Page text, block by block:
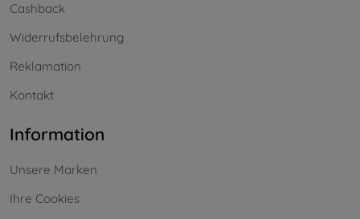
Cashback
Widerrufsbelehrung
Reklamation
Kontakt
Information
Unsere Marken
Ihre Cookies